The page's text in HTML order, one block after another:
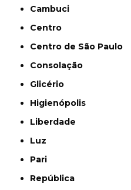
Cambuci
Centro
Centro de São Paulo
Consolação
Glicério
Higienópolis
Liberdade
Luz
Pari
República